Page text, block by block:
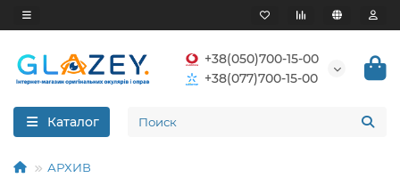
+38(050)700-15-00
+38(077)700-15-00
Каталог
АРХИВ